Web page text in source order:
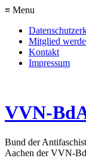
≡ Menu
Mitglied
Kontakt
Impressum
VVN-
Bund der
Aachen der VVN-